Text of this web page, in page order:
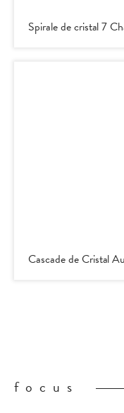
Spirale de cristal 7
Cascade de Cristal
focus